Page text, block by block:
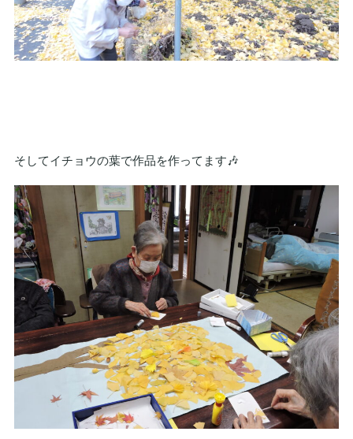
そしてイチョウの葉で作品を作ってます🎶